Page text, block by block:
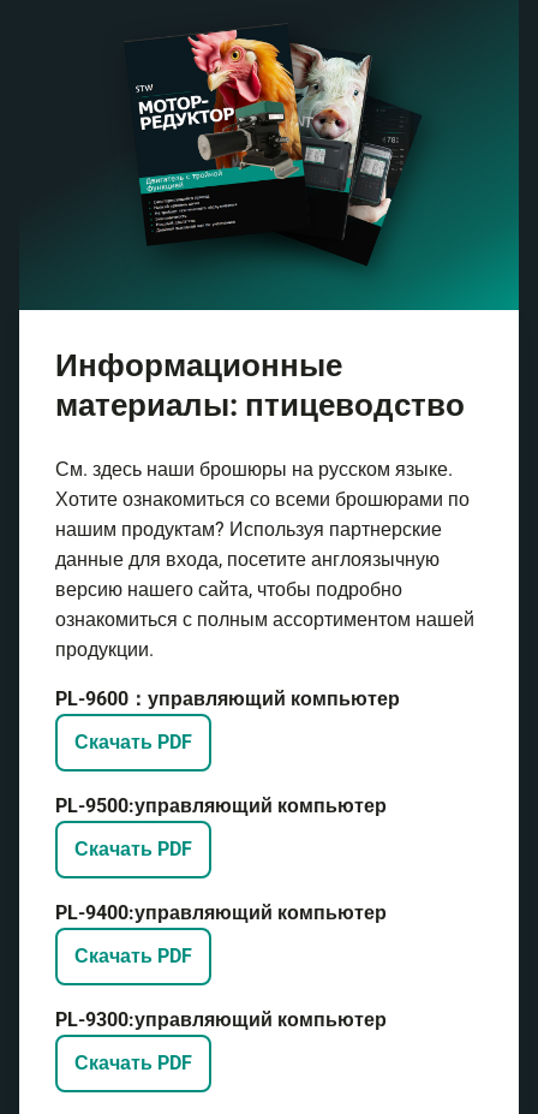
Информационные
материалы: птицеводство
См. здесь наши брошюры на русском языке.
Хотите ознакомиться со всеми брошюрами по
нашим продуктам? Используя партнерские
данные для входа, посетите англоязычную
версию нашего сайта, чтобы подробно
ознакомиться с полным ассортиментом нашей
продукции.
PL-9600：управляющий компьютер
Скачать PDF
PL-9500:управляющий компьютер
Скачать PDF
PL-9400:управляющий компьютер
Скачать PDF
PL-9300:управляющий компьютер
Скачать PDF